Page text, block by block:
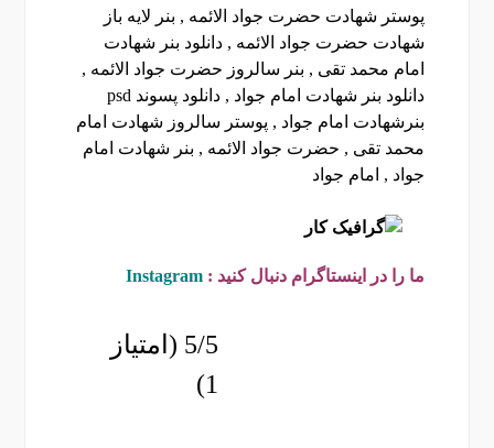
پوستر شهادت حضرت جواد الائمه , بنر لایه باز
شهادت حضرت جواد الائمه , دانلود بنر شهادت
امام محمد تقی , بنر سالروز حضرت جواد الائمه ,
دانلود بنر شهادت امام جواد , دانلود پسوند psd
بنرشهادت امام جواد , پوستر سالروز شهادت امام
محمد تقی , حضرت جواد الائمه , بنر شهادت امام
جواد , امام جواد
ما را در اینستاگرام دنبال کنید : Instagram
5/5 (امتیاز
1)